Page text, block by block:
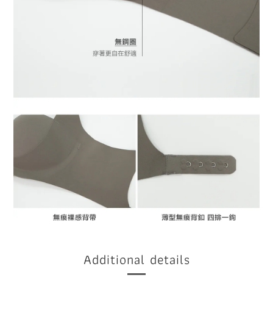
Additional details